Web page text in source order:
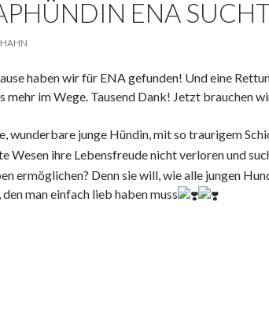
ENA
haben wir für ENA gefunden! Und eine
im Wege. Tausend Dank! Jetzt brauchen
wunderbare junge Hündin, mit so traurigem
Wesen ihre Lebensfreude nicht verloren und
ermöglichen? Denn sie will, wie alle jungen
man einfach lieb haben muss